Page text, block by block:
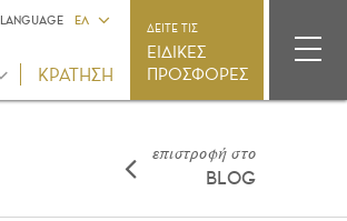
LANGUAGE ΕΛ
ΔΕΙΤΕ ΤΙΣ
ΕΙΔΙΚΕΣ
ΠΡΟΣΦΟΡΕΣ
επιστροφή στο
BLOG